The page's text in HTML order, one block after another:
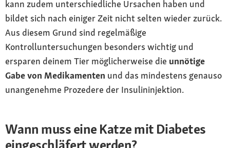
kann zudem unterschiedliche Ursachen haben und
bildet sich nach einiger Zeit nicht selten wieder zurück.
Aus diesem Grund sind regelmäßige
Kontrolluntersuchungen besonders wichtig und
ersparen deinem Tier möglicherweise die unnötige
Gabe von Medikamenten und das mindestens genauso
unangenehme Prozedere der Insulininjektion.
Wann muss eine Katze mit Diabetes